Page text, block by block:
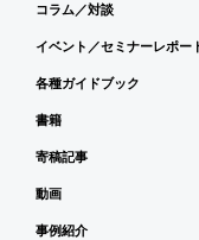
コラム／対談
イベント／セミナーレポー
各種ガイドブック
書籍
寄稿記事
動画
事例紹介